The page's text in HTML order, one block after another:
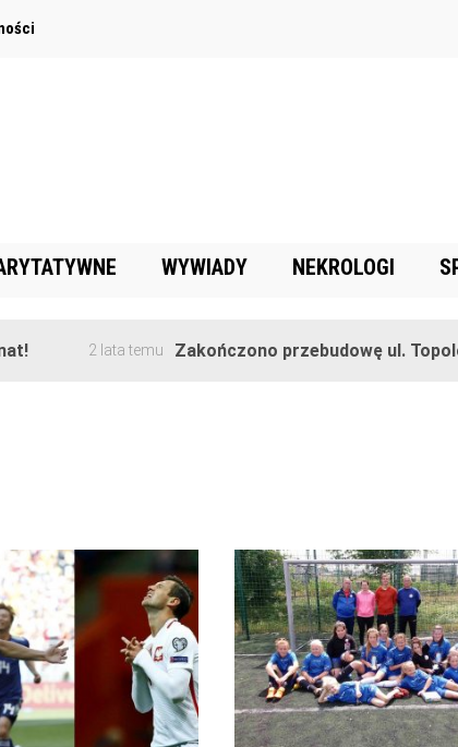
WYWIADY NEKROLOGI
2 lata temu Zakończono przebudowę ul.